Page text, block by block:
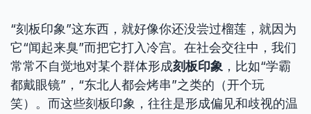
“刻板印象”这东西，就好像你还没尝过榴莲，就因为
它“闻起来臭”而把它打入冷宫。在社会交往中，我们
常常不自觉地对某个群体形成刻板印象 ，比如“学霸
都戴眼镜”，“东北人都会烤串”之类的（开个玩
笑）。而这些刻板印象，往往是形成偏见和歧视的温